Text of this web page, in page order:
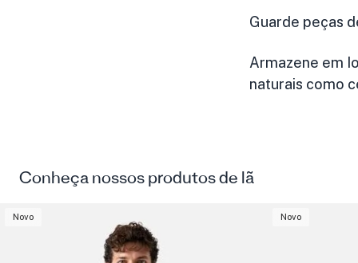
Guarde peças
Armazene em
naturais como
Conheça nossos produtos de lã
Novo Novo